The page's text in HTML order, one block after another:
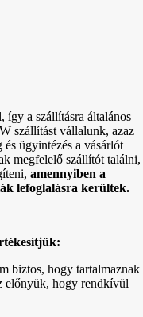
így a szállításra általános
szállítást vállalunk, azaz
és ügyintézés a vásárlót
megfelelő szállítót találni,
amennyiben a
lefoglalásra kerültek.
biztos, hogy tartalmaznak
előnyük, hogy rendkívül